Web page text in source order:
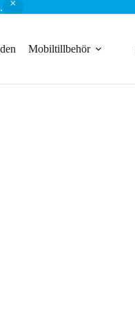
Mobiltillbehör